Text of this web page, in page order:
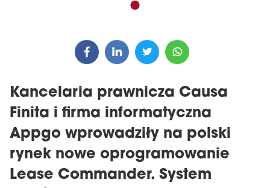
Kancelaria prawnicza Causa
Finita i firma informatyczna
Appgo wprowadziły na polski
rynek nowe oprogramowanie
Lease Commander. System